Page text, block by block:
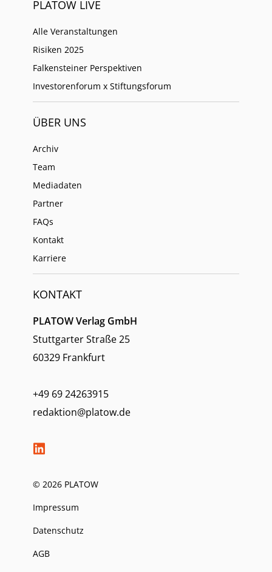
PLATOW LIVE
Alle Veranstaltungen
Risiken 2025
Falkensteiner Perspektiven
Investorenforum x Stiftungsforum
ÜBER UNS
Archiv
Team
Mediadaten
Partner
FAQs
Kontakt
Karriere
KONTAKT
PLATOW Verlag GmbH
Stuttgarter Straße 25
60329 Frankfurt
+49 69 24263915
redaktion@platow.de
© 2026 PLATOW
Impressum
Datenschutz
AGB